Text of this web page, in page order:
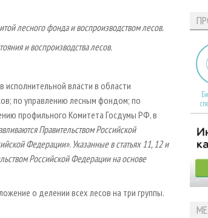
лесного фонда и воспроизводством лесов.
и воспроизводства лесов.
власти в области
по управлению лесным фондом; по
профильного Комитета Госдумы РФ, в
Правительством Российской
Федерации». Указанные в статьях 11, 12 и
Российской Федерации на основе
о делении всех лесов на три группы.